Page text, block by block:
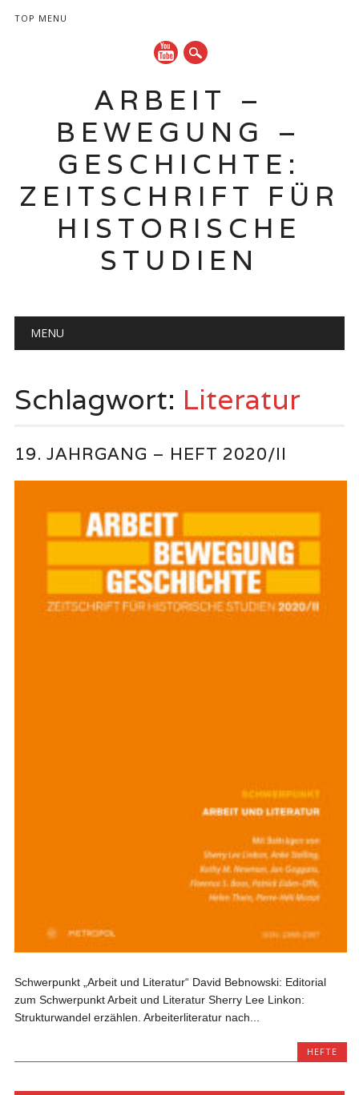
TOP MENU
ARBEIT –
BEWEGUNG –
GESCHICHTE:
ZEITSCHRIFT FÜR
HISTORISCHE
STUDIEN
Hauptmenü
MENU
Schlagwort: Literatur
19. JAHRGANG – HEFT 2020/II
Schwerpunkt „Arbeit und Literatur“ David Bebnowski: Editorial
zum Schwerpunkt Arbeit und Literatur Sherry Lee Linkon:
Strukturwandel erzählen. Arbeiterliteratur nach...
HEFTE